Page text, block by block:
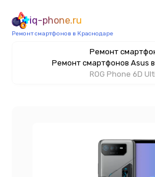
iq-phone.ru
Ремонт смартфонов в Краснодаре
Ремонт
Ремонт смартфонов Asus
ROG Phone 6D